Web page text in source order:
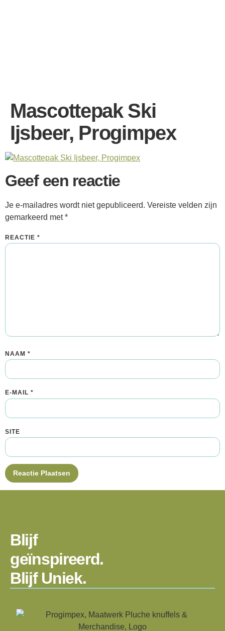
Mascottepak Ski
Ijsbeer, Progimpex
Geef een reactie
Je e-mailadres wordt niet gepubliceerd. Vereiste velden zijn
gemarkeerd met*
REACTIE *
NAAM *
E-MAIL *
SITE
Blijf
geïnspireerd.
Blijf Uniek.